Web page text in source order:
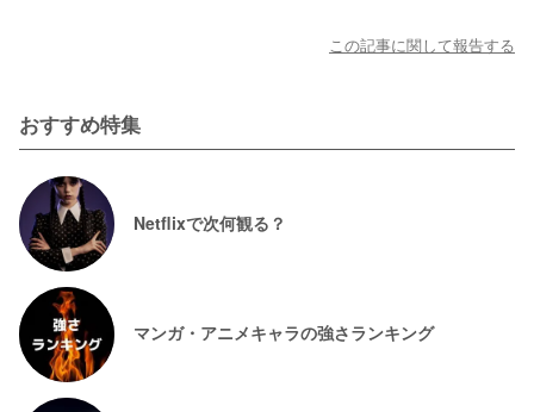
この記事に関して報告する
おすすめ特集
Netflixで次何観る？
マンガ・アニメキャラの強さランキング